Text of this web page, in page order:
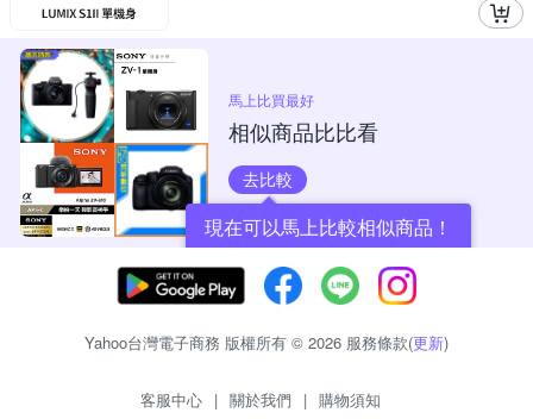
馬上比買最好
相似商品比比看
去比較
現在可以馬上比較相似商品！
Yahoo台灣電子商務 版權所有 © 2026 服務條款(更新)
客服中心 | 關於我們 | 購物須知